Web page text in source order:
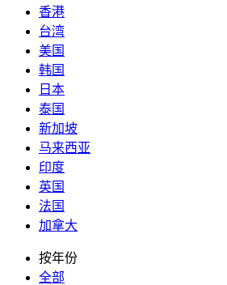
香港
台湾
美国
韩国
日本
泰国
新加坡
马来西亚
印度
英国
法国
加拿大
按年份
全部